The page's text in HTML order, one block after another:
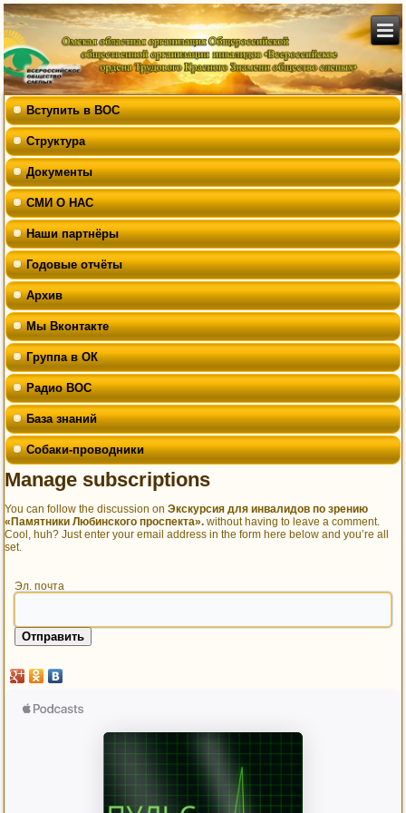
Вступить в ВОС
Структура
Документы
СМИ О НАС
Наши партнёры
Годовые отчёты
Архив
Мы Вконтакте
Группа в ОК
Радио ВОС
База знаний
Собаки-проводники
Manage subscriptions
You can follow the discussion onЭкскурсия для инвалидов по зрению
«Памятники Любинского проспекта». without having to leave a comment.
Cool, huh? Just enter your email address in the form here below and you’re all
set.
Эл. почта